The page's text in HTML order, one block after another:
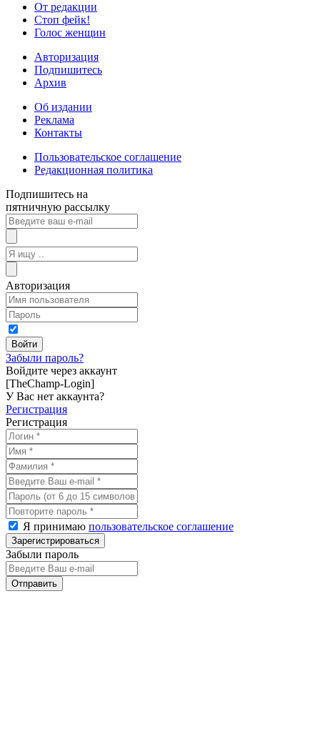
От редакции
Стоп фейк!
Голос женщин
Авторизация
Подпишитесь
Архив
Об издании
Реклама
Контакты
Пользовательское соглашение
Редакционная политика
Подпишитесь на
пятничную рассылку
Авторизация
Забыли пароль?
Войдите через аккаунт
[TheChamp-Login]
У Вас нет аккаунта?
Регистрация
Регистрация
Я принимаю пользовательское соглашение
Забыли пароль